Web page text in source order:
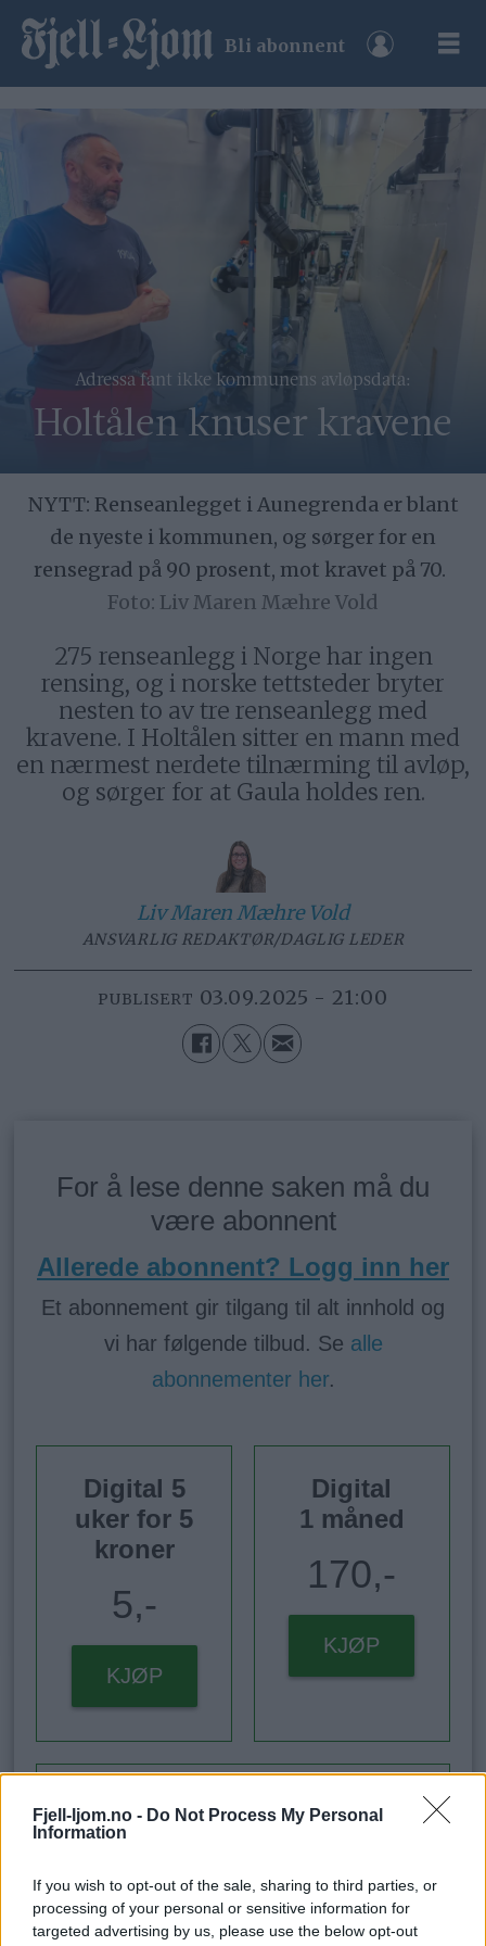
Fjell-ljom.no - Do Not Process My Personal
Information
If you wish to opt-out of the sale, sharing to third parties, or
processing of your personal or sensitive information for
targeted advertising by us, please use the below opt-out
Bli abonnent
Adressa fant ikke kommunens avløpsdata:
Holtålen knuser kravene
NYTT: Renseanlegget i Aunegrenda er blant
de nyeste i kommunen, og sørger for en
rensegrad på 90 prosent, mot kravet på 70.
Liv Maren Mæhre Vold
275 renseanlegg i Norge har ingen
rensing, og i norske tettsteder bryter
nesten to av tre renseanlegg med
kravene. I Holtålen sitter en mann med
en nærmest nerdete tilnærming til avløp,
og sørger for at Gaula holdes ren.
Liv MarenMæhre Vold
ANSVARLIG REDAKTØR/DAGLIG LEDER
PUBLISERT 03.09.2025 - 21:00
For å lese denne saken må du
være abonnent
Allerede abonnent? Logg inn her
Et abonnement gir tilgang til alt innhold og
vi har følgende tilbud. Se alle
abonnementer her.
Digital 5
uker for 5
kroner
5,-
KJØP
Digital
1 måned
170,-
KJØP
Digital
1800,-